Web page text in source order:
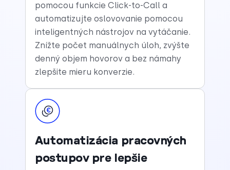
pomocou funkcie Click-to-Call a
automatizujte oslovovanie pomocou
inteligentných nástrojov na vytáčanie.
Znížte počet manuálnych úloh, zvýšte
denný objem hovorov a bez námahy
zlepšite mieru konverzie.
Automatizácia pracovných
postupov pre lepšie